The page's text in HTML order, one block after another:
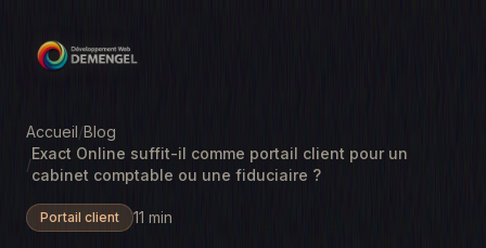
Accueil/Blog
/
Exact Online suffit-il comme portail client pour un
cabinet comptable ou une fiduciaire ?
Portail client 11 min